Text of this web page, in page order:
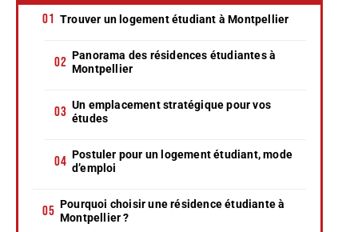
Trouver un logement étudiant à Montpellier
Panorama des résidences étudiantes à
Montpellier
Un emplacement stratégique pour vos
études
Postuler pour un logement étudiant, mode
d’emploi
Pourquoi choisir une résidence étudiante à
Montpellier ?